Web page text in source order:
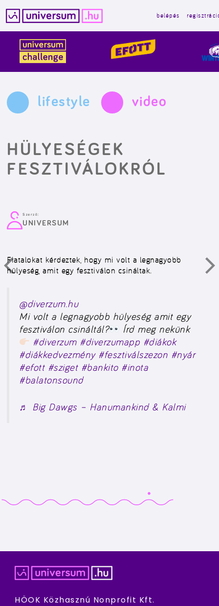
tartalomba
belépés
lifestyle video
HÜLYESÉGEK
FESZTIVÁLOKRÓL
Szerző:
UNIVERSUM
Fiatalokat kérdeztek, hogy mi volt a legnagyobb
hülyeség, amit egy fesztiválon csináltak.
@diverzum.hu
Mi volt a legnagyobb hülyeség amit egy
fesztiválon csináltál?
Írd meg nekünk
#diverzum #diverzumapp #diákok
#diákkedvezmény #fesztiválszezon #nyár
#efott #sziget #bankito #inota
#balatonsound
♬ Big Dawgs – Hanumankind & Kalmi
HÖOK Közhasznú Nonprofit Kft.